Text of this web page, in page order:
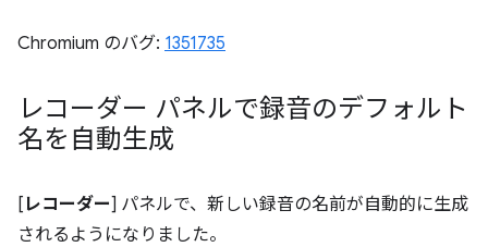
Chromium のバグ: 1351735
レコーダー パネルで録音のデフォルト
名を自動生成
[ レコーダー] パネルで、新しい録音の名前が自動的に生成
されるようになりました。